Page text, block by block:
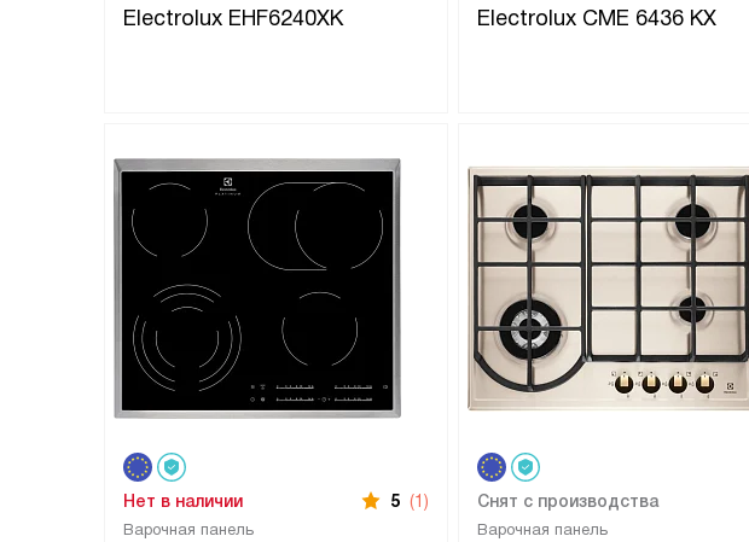
Electrolux EHF6240XK Electrolux CME 6436 KX
Варочная панель
Нет в наличии 5 (1)
Варочная панель
Снят с производства